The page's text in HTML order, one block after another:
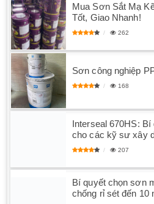
Mua Sơn Sắt Mạ
Tốt, Giao Nhanh!
262
Sơn công nghiệp
168
Interseal 670HS:
cho các kỹ sư xây
207
Bí quyết chọn sơn
chống rỉ sét đến 10